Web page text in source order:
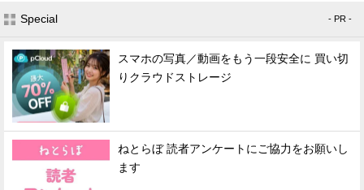
Special - PR -
スマホの写真／動画をもう一段安全に 買い切
りクラウドストレージ
ねとらぼ 読者アンケートにご協力をお願いし
ます